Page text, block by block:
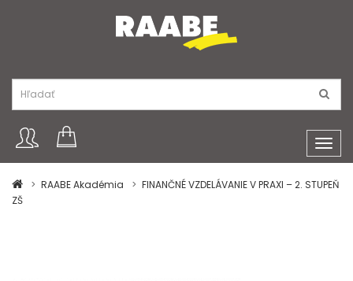
RAABE Akadémia
FINANČNÉ VZDELÁVANIE V PRAXI – 2. STUPEŇ
ZŠ